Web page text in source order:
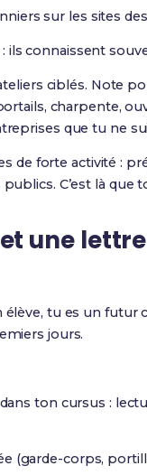
sur les sites
: ils connaissent
ciblés. Note
charpente,
que tu ne
de forte activité :
C’est là
une
tu es un futur
jours.
ton cursus :
(garde-corps,